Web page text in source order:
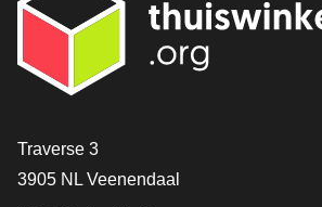
[_General:Contact]
Traverse 3
3905 NL Veenendaal